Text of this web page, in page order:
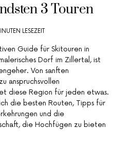
3 Touren
LESEZEIT
Guide für Skitouren in
Dorf im Zillertal, ist
Von sanften
anspruchsvollen
diese Region für jeden etwas.
die besten Routen, Tipps für
und die
die Hochfügen zu bieten